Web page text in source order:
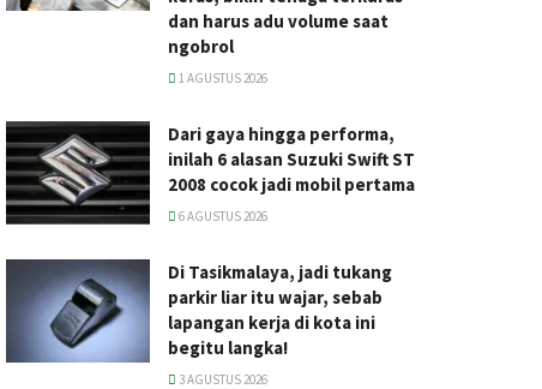
dan harus adu volume saat
ngobrol
1 AGUSTUS 2026
Dari gaya hingga performa,
inilah 6 alasan Suzuki Swift ST
2008 cocok jadi mobil pertama
6 AGUSTUS 2026
Di Tasikmalaya, jadi tukang
parkir liar itu wajar, sebab
lapangan kerja di kota ini
begitu langka!
3 AGUSTUS 2026